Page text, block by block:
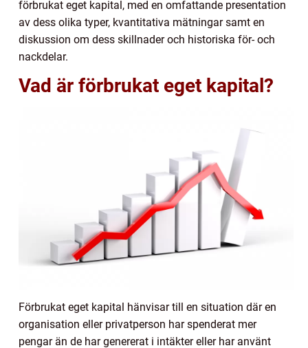
förbrukat eget kapital, med en omfattande presentation
av dess olika typer, kvantitativa mätningar samt en
diskussion om dess skillnader och historiska för- och
nackdelar.
Vad är förbrukat eget kapital?
Förbrukat eget kapital hänvisar till en situation där en
organisation eller privatperson har spenderat mer
pengar än de har genererat i intäkter eller har använt